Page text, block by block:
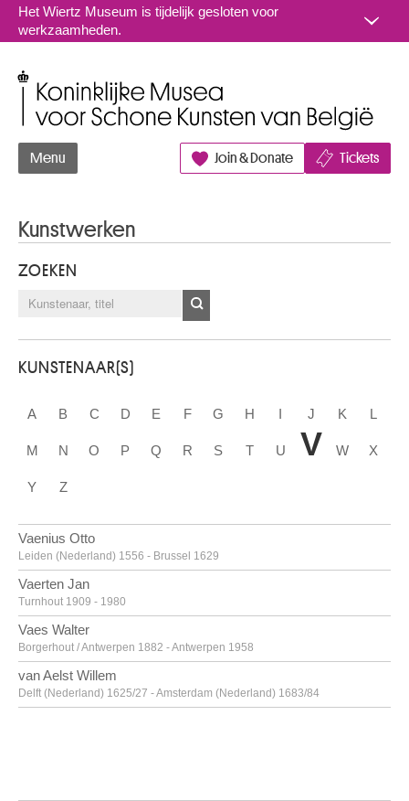
Naar inhoud
Het Wiertz Museum is tijdelijk gesloten voor
werkzaamheden.
Menu Join & Donate Tickets
Kunstwerken
ZOEKEN
KUNSTENAAR(S)
A B C D E F G H I J K L
M N O P Q R S T U V W X
Y Z
Vaenius Otto
Leiden (Nederland) 1556 - Brussel 1629
Vaerten Jan
Turnhout 1909 - 1980
Vaes Walter
Borgerhout / Antwerpen 1882 - Antwerpen 1958
van Aelst Willem
Delft (Nederland) 1625/27 - Amsterdam (Nederland) 1683/84